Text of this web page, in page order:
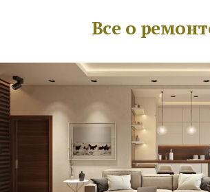
Все о